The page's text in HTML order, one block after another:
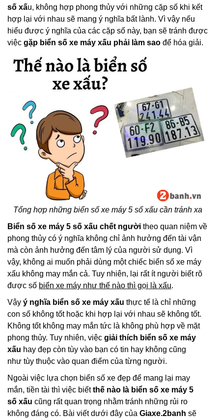
số xấu, không hợp phong thủy với những cặp số khi kết
hợp lại với nhau sẽ mang ý nghĩa bất lành. Vì vậy nếu
hiểu được ý nghĩa của các cặp số này, bạn sẽ tránh được
việc gặp biển số xe máy xấu phải làm sao để hóa giải.
Tổng hợp những biển số xe máy 5 số xấu cần tránh xa
Biển số xe máy 5 số xấu chết người theo quan niệm về
phong thủy có ý nghĩa không chỉ ảnh hưởng đến tài vận
mà còn ảnh hưởng đến tâm lý của người sử dụng. Vì
vậy, không ai muốn phải dùng một chiếc biển số xe máy
xấu không may mắn cả. Tuy nhiên, lại rất ít người biết rõ
được số biển xe máy như thế nào thì gọi là xấu.
Vậy ý nghĩa biển số xe máy xấu thực tế là chỉ những
con số không tốt hoặc khi hợp lại với nhau sẽ không tốt.
Không tốt không may mắn tức là không phù hợp về mặt
phong thủy. Tuy nhiên, việc giải thích biển số xe máy
xấu hay đẹp còn tùy vào bạn có tin hay không cũng
như tùy thuộc vào quan điểm của từng người.
Ngoài việc lựa chọn biển số xe đẹp để mang lại may
mắn, tiền tài thì việc biếtthế nào là biển số xe máy 5
số xấu cũng rất quan trọng nhằm tránh những rủi ro
không đáng có. Bài viết dưới đây của Giaxe.2banh sẽ